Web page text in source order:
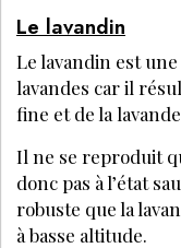
Le lavandin
Le lavandin est
lavandes car il
fine et de la
Il ne se reproduit
donc pas à l’état
robuste que la
à basse altitude.